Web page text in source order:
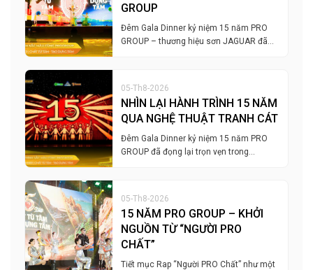
GROUP
Đêm Gala Dinner kỷ niệm 15 năm PRO
GROUP – thương hiệu sơn JAGUAR đã…
05-Th8-2026
NHÌN LẠI HÀNH TRÌNH 15 NĂM
QUA NGHỆ THUẬT TRANH CÁT
Đêm Gala Dinner kỷ niệm 15 năm PRO
GROUP đã đọng lại trọn vẹn trong…
05-Th8-2026
15 NĂM PRO GROUP – KHỞI
NGUỒN TỪ “NGƯỜI PRO
CHẤT”
Tiết mục Rap “Người PRO Chất” như một